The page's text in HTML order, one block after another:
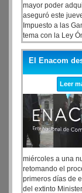
mayor poder
aseguró este
Impuesto a las
tema con la Ley
El Enacom
Leer
miércoles a una
retomando el
primeros días de
del extinto